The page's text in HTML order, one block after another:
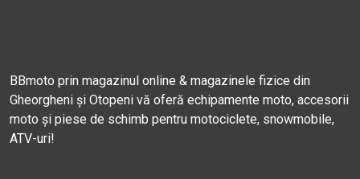
BBmoto prin magazinul online & magazinele fizice din
Gheorgheni și Otopeni vă oferă echipamente moto, accesorii
moto și piese de schimb pentru motociclete, snowmobile,
ATV-uri!